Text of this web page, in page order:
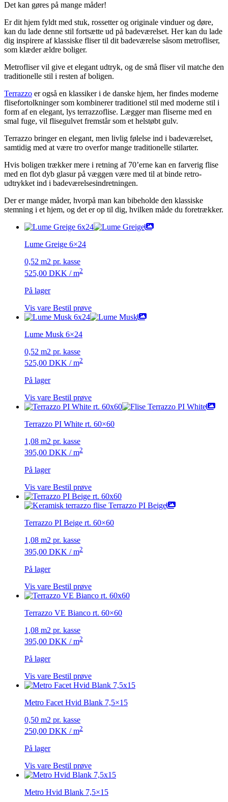
Det kan gøres på mange måder!
Er dit hjem fyldt med stuk, rossetter og originale vinduer og døre,
kan du lade denne stil fortsætte ud på badeværelset. Her kan du lade
dig inspirere af klassiske fliser til dit badeværelse såsom metrofliser,
som klæder ældre boliger.
Metrofliser vil give et elegant udtryk, og de små fliser vil matche den
traditionelle stil i resten af boligen.
Terrazzo er også en klassiker i de danske hjem, her findes moderne
flisefortolkninger som kombinerer traditionel stil med moderne stil i
form af en elegant, lys terrazzoflise. Lægger man fliserne med en
smal fuge, vil flisegulvet fremstår som et helstøbt gulv.
Terrazzo bringer en elegant, men livlig følelse ind i badeværelset,
samtidig med at være tro overfor mange traditionelle stilarter.
Hvis boligen trækker mere i retning af 70’erne kan en farverig flise
med en flot dyb glasur på væggen være med til at binde retro-
udtrykket ind i badeværelsesindretningen.
Der er mange måder, hvorpå man kan bibeholde den klassiske
stemning i et hjem, og det er op til dig, hvilken måde du foretrækker.
Lume Greige 6×24
0,52 m2 pr. kasse
525,00 DKK / m2
På lager
Vis vare Bestil prøve
Lume Musk 6×24
0,52 m2 pr. kasse
525,00 DKK / m2
På lager
Vis vare Bestil prøve
Terrazzo PI White rt. 60×60
1,08 m2 pr. kasse
395,00 DKK / m2
På lager
Vis vare Bestil prøve
Terrazzo PI Beige rt. 60×60
1,08 m2 pr. kasse
395,00 DKK / m2
På lager
Vis vare Bestil prøve
Terrazzo VE Bianco rt. 60×60
1,08 m2 pr. kasse
395,00 DKK / m2
På lager
Vis vare Bestil prøve
Metro Facet Hvid Blank 7,5×15
0,50 m2 pr. kasse
250,00 DKK / m2
På lager
Vis vare Bestil prøve
Metro Hvid Blank 7,5×15